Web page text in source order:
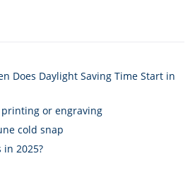
Does Daylight Saving Time Start in
or engraving
cold snap
in 2025?